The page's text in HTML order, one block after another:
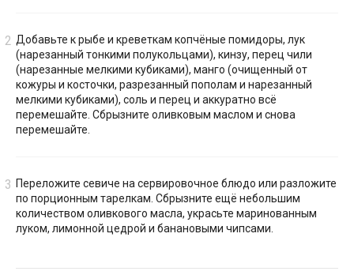
Добавьте к рыбе и креветкам копчёные помидоры, лук
(нарезанный тонкими полукольцами), кинзу, перец чили
(нарезанные мелкими кубиками), манго (очищенный от
кожуры и косточки, разрезанный пополам и нарезанный
мелкими кубиками), соль и перец и аккуратно всё
перемешайте. Сбрызните оливковым маслом и снова
перемешайте.
Переложите севиче на сервировочное блюдо или разложите
по порционным тарелкам. Сбрызните ещё небольшим
количеством оливкового масла, украсьте маринованным
луком, лимонной цедрой и банановыми чипсами.